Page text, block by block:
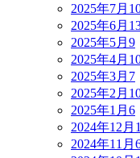
2025年7月
2025年6月
2025年5月 9
2025年4月
2025年3月 7
2025年2月
2025年1月 6
2024年12月 1
2024年11月